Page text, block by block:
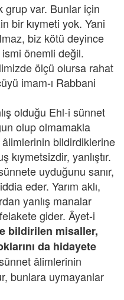
grup var. Bunlar için
bir kıymeti yok. Yani
biz kötü deyince
önemli değil.
ölçü olursa rahat
imam-ı Rabbani
olduğu Ehl-i sünnet
olup olmamakla
âlimlerinin bildirdiklerine
yanlıştır.
uyduğunu sanır,
eder. Yarım aklı,
yanlış manalar
gider. Âyet-i
bildirilen misaller,
da hidayete
âlimlerinin
bunlara uymayanlar